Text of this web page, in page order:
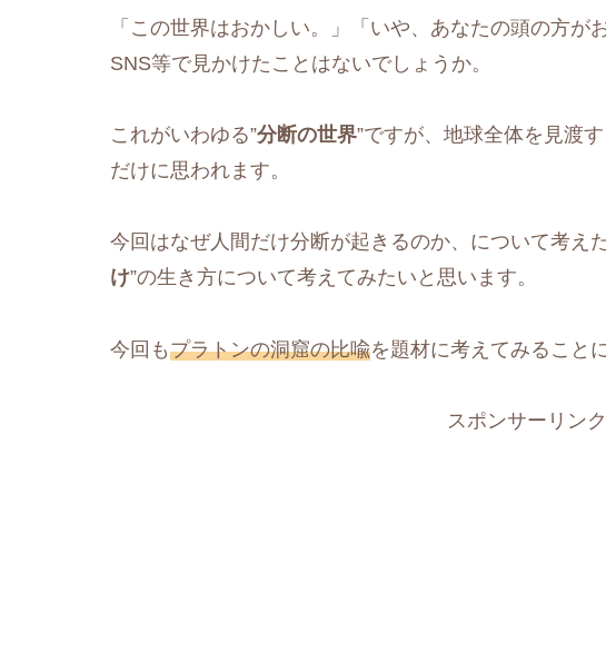
「この世界はおかしい。」「いや、あなたの頭の方が
SNS等で見かけたことはないでしょうか。
これがいわゆる”分断の世界”ですが、地球全体を見渡
だけに思われます。
今回はなぜ人間だけ分断が起きるのか、について考え
け”の生き方について考えてみたいと思います。
今回もプラトンの洞窟の比喩を題材に考えてみること
スポンサーリンク